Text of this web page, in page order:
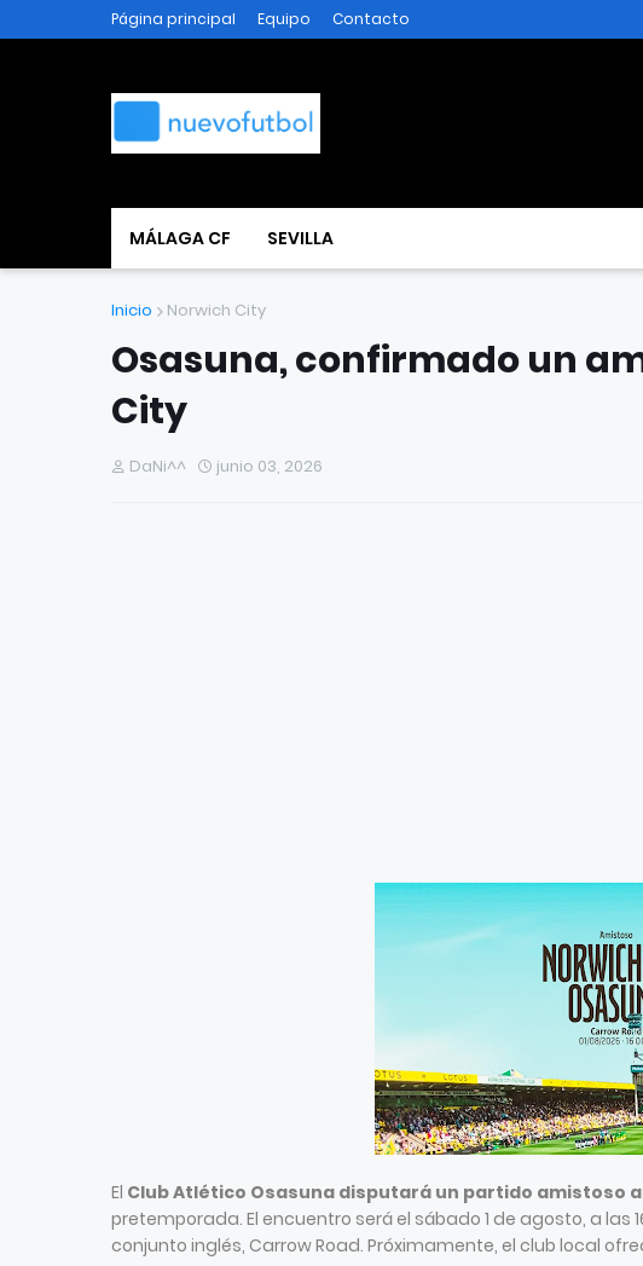
Página principal Equipo Contacto
MÁLAGA CF SEVILLA
Inicio Norwich City
Osasuna, confirmado un
City
DaNi^^ junio 03, 2026
El Club Atlético Osasuna disputará un partido amistoso
pretemporada. El encuentro será el sábado 1 de agosto, a las
conjunto inglés, Carrow Road. Próximamente, el club local